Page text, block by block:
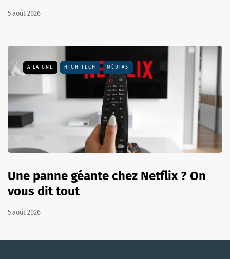
5 août 2026
A LA UNE HIGH TECH MÉDIAS
Une panne géante chez Netflix ? On
vous dit tout
5 août 2026